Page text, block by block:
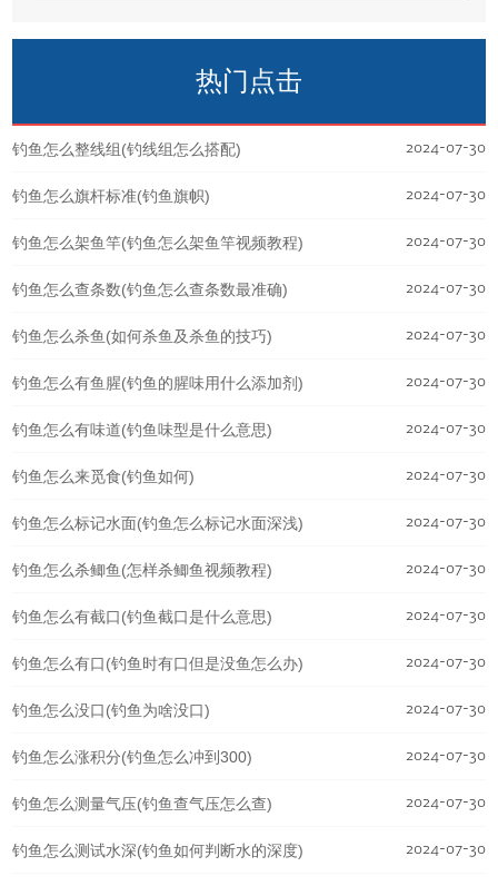
热门点击
2024-07-30
钓鱼怎么整线组(钓线组怎么搭配)
2024-07-30
钓鱼怎么旗杆标准(钓鱼旗帜)
2024-07-30
钓鱼怎么架鱼竿(钓鱼怎么架鱼竿视频教程)
2024-07-30
钓鱼怎么查条数(钓鱼怎么查条数最准确)
2024-07-30
钓鱼怎么杀鱼(如何杀鱼及杀鱼的技巧)
2024-07-30
钓鱼怎么有鱼腥(钓鱼的腥味用什么添加剂)
2024-07-30
钓鱼怎么有味道(钓鱼味型是什么意思)
2024-07-30
钓鱼怎么来觅食(钓鱼如何)
2024-07-30
钓鱼怎么标记水面(钓鱼怎么标记水面深浅)
2024-07-30
钓鱼怎么杀鲫鱼(怎样杀鲫鱼视频教程)
2024-07-30
钓鱼怎么有截口(钓鱼截口是什么意思)
2024-07-30
钓鱼怎么有口(钓鱼时有口但是没鱼怎么办)
2024-07-30
钓鱼怎么没口(钓鱼为啥没口)
2024-07-30
钓鱼怎么涨积分(钓鱼怎么冲到300)
2024-07-30
钓鱼怎么测量气压(钓鱼查气压怎么查)
2024-07-30
钓鱼怎么测试水深(钓鱼如何判断水的深度)